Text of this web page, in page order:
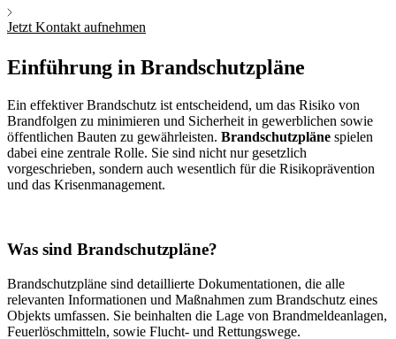
Jetzt Kontakt aufnehmen
Einführung in Brandschutzpläne
Ein effektiver Brandschutz ist entscheidend, um das Risiko von
Brandfolgen zu minimieren und Sicherheit in gewerblichen sowie
öffentlichen Bauten zu gewährleisten. Brandschutzpläne spielen
dabei eine zentrale Rolle. Sie sind nicht nur gesetzlich
vorgeschrieben, sondern auch wesentlich für die Risikoprävention
und das Krisenmanagement.
Was sind Brandschutzpläne?
Brandschutzpläne sind detaillierte Dokumentationen, die alle
relevanten Informationen und Maßnahmen zum Brandschutz eines
Objekts umfassen. Sie beinhalten die Lage von Brandmeldeanlagen,
Feuerlöschmitteln, sowie Flucht- und Rettungswege.